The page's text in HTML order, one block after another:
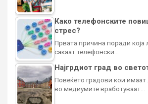
Како телефонските
стрес?
Првата причина поради која
сакаат телефонски…
Најгрдиот град во
Повеќето градови кои имаат
во медиумите вработуваат…